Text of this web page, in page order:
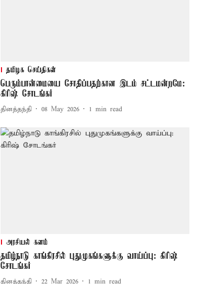
தமிழக செய்திகள்
பெரும்பான்மையை சோதிப்பதற்கான இடம் சட்டமன்றமே:
கிரிஷ் சோடங்கர்
தினத்தந்தி 08 May 2026 1 min read
அரசியல் களம்
தமிழ்நாடு காங்கிரசில் புதுமுகங்களுக்கு வாய்ப்பு: கிரிஷ்
சோடங்கர்
தினத்தந்தி 22 Mar 2026 1 min read